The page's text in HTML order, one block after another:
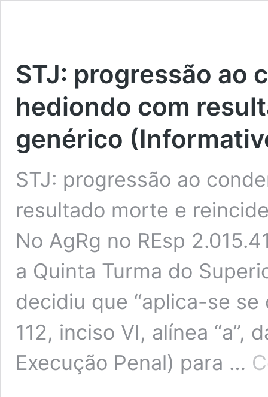
STJ: progressão ao
hediondo com
genérico
STJ: progressão ao
resultado morte e
No AgRg no REsp
a Quinta Turma do
decidiu que “aplica-se
112, inciso VI, alínea “a”,
Execução Penal) para …